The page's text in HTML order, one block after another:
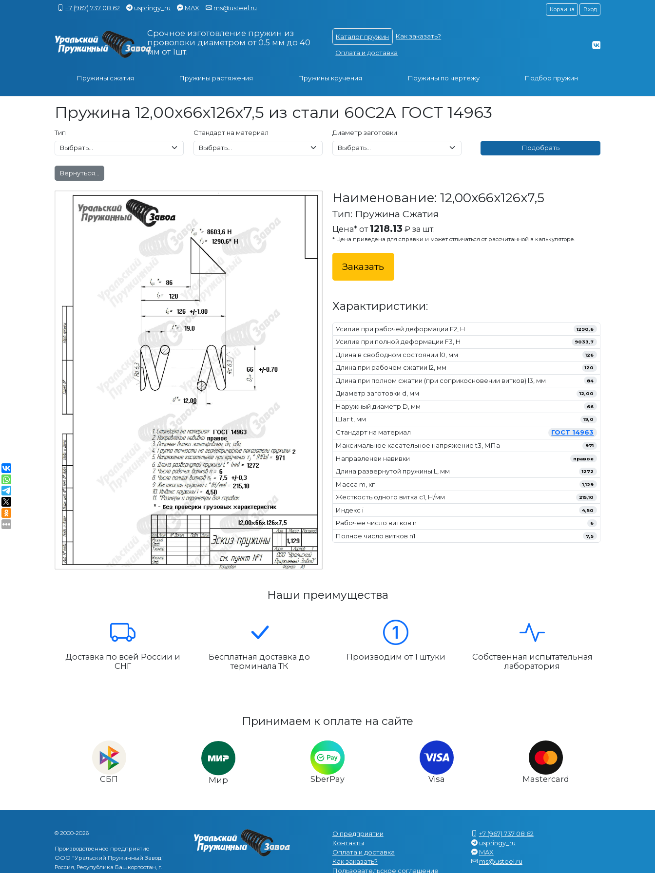
+7 (967) 737 08 62 uspringy_ru MAX ms@usteel.ru Корзина Вход
Срочное изготовление пружин из
проволоки диаметром от 0.5 мм до 40
мм от 1шт.
Каталог пружин Как заказать?
Оплата и доставка
Пружины сжатия Пружины растяжения Пружины кручения Пружины по чертежу Подбор пружин
Пружина 12,00x66x126x7,5 из стали 60С2А ГОСТ 14963
Тип Стандарт на материал Диаметр заготовки
Вернуться...
Наименование: 12,00x66x126x7,5
Тип: Пружина Сжатия
Цена* от1218.13 ₽ за шт.
* Цена приведена для справки и может отличаться от рассчитанной в калькуляторе.
Заказать
Характиристики:
Усилие при рабочей деформации F2, Н 1290,6
Усилие при полной деформации F3, Н 9033,7
Длина в свободном состоянии l0, мм 126
Длина при рабочем сжатии l2, мм 120
Длина при полном сжатии (при соприкосновении витков) l3, мм 84
Диаметр заготовки d, мм 12,00
Наружный диаметр D, мм 66
Шаг t, мм 19,0
Стандарт на материал
ГОСТ 14963
Максимальное касательное напряжение t3, МПа
971
Направленеи навивки правое
Длина развернутой пружины L, мм 1272
Масса m, кг 1,129
Жесткость одного витка c1, Н/мм 215,10
Индекс i 4,50
Рабочее число витков n 6
Полное число витков n1 7,5
Наши преимущества
Доставка по всей России и
СНГ
Бесплатная доставка до
терминала ТК
Производим от 1 штуки
Собственная испытательная
лаборатория
Принимаем к оплате на сайте
СБП Мир SberPay Visa Mastercard
© 2000-2026
Производственное предприятие
ООО "Уральский Пружинный Завод"
Россия, Ресупублика Башкортостан, г.
О предприятии
Контакты
Оплата и доставка
Как заказать?
Пользовательское соглашение
+7 (967) 737 08 62
uspringy_ru
MAX
ms@usteel.ru